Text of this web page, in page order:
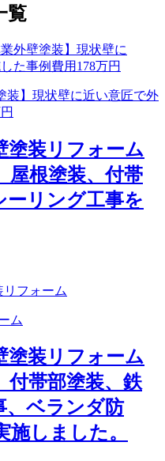
覧
装】現状壁に近い意匠で外
塗装リフォーム
屋根塗装、付帯
ーリング工事を
ム
塗装リフォーム
付帯部塗装、鉄
、ベランダ防
しました。